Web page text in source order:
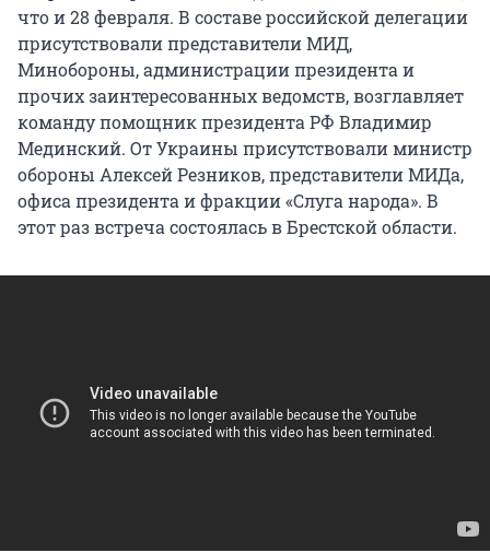
что и 28 февраля. В составе российской делегации
присутствовали представители МИД,
Минобороны, администрации президента и
прочих заинтересованных ведомств, возглавляет
команду помощник президента РФ Владимир
Мединский. От Украины присутствовали министр
обороны Алексей Резников, представители МИДа,
офиса президента и фракции «Слуга народа». В
этот раз встреча состоялась в Брестской области.